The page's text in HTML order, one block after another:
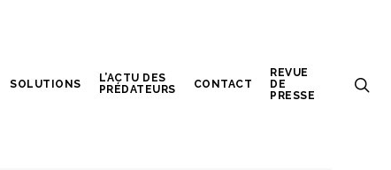
SOLUTIONS
L’ACTU DES
PRÉDATEURS
CONTACT
REVUE
DE
PRESSE